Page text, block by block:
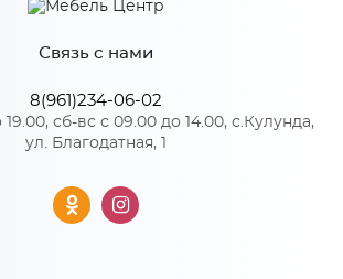
270
1850
MagicSoft by Relax
Связь с нами
8(961)234-06-02
19.00, сб-вс с 09.00 до 14.00, с.Кулунда,
ул. Благодатная, 1